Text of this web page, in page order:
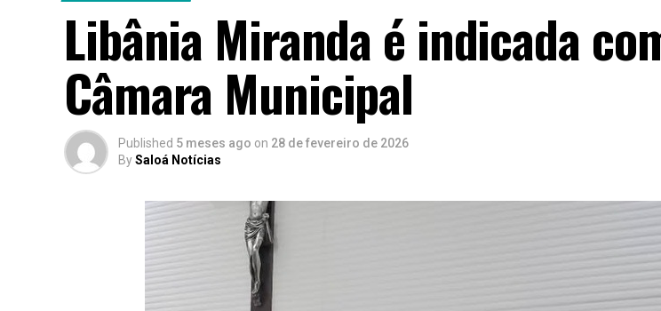
Libânia Miranda é indicada
Câmara Municipal
Published 5 meses ago on 28 de fevereiro de 2026
BySaloá Notícias